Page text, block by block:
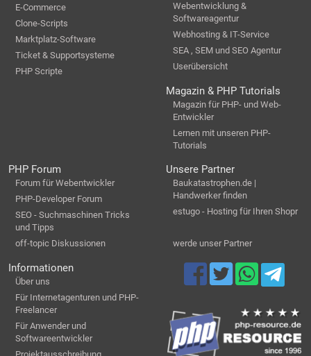
E-Commerce
Clone-Scripts
Marktplatz-Software
Ticket & Supportsysteme
PHP Scripte
Webentwicklung &
Softwareagentur
Webhosting & IT-Service
SEA , SEM und SEO Agentur
Userübersicht
Magazin & PHP Tutorials
Magazin für PHP- und Web-
Entwickler
Lernen mit unseren PHP-
Tutorials
PHP Forum
Forum für Webentwickler
PHP-Developer Forum
SEO - Suchmaschinen Tricks
und Tipps
off-topic Diskussionen
Unsere Partner
Baukatastrophen.de |
Handwerker finden
estugo - Hosting für Ihren Shopr
werde unser Partner
Informationen
Über uns
Für Internetagenturen und PHP-
Freelancer
Für Anwender und
Softwareentwickler